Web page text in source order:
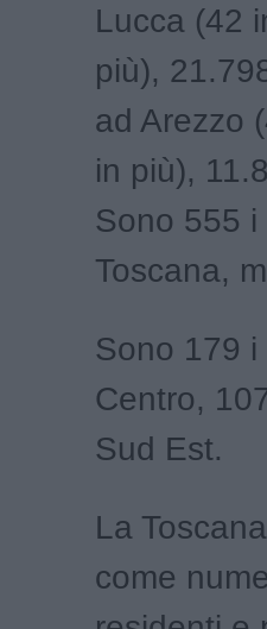
Lucca (42
più),
ad Arezzo
in più),
Sono 555
Toscana,
Sono 179 i
Centro,
Sud Est.
La
come